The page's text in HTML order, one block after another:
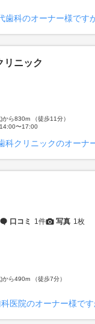
歯科のオーナー様です
リニック
から830m （徒歩11分）
〜17:00
科クリニックのオーナ
口コミ 1件 写真 1枚
から490m （徒歩7分）
医院のオーナー様です